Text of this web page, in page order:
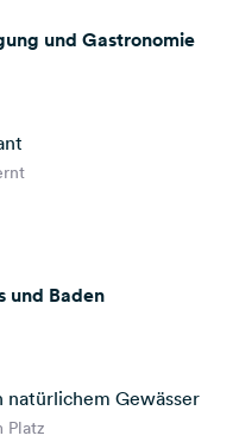
und Gastronomie
und Baden
natürlichem Gewässer
Platz